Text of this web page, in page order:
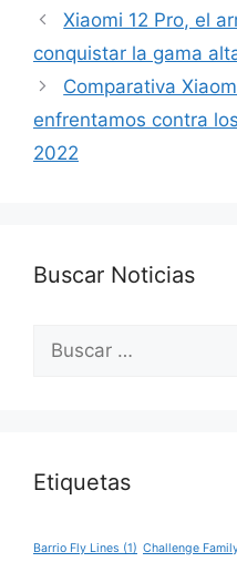
Xiaomi 12 Pro, el
conquistar la gama
Comparativa
enfrentamos contra
2022
Buscar Noticias
Buscar:
Etiquetas
Barrio Fly Lines (1) Challenge